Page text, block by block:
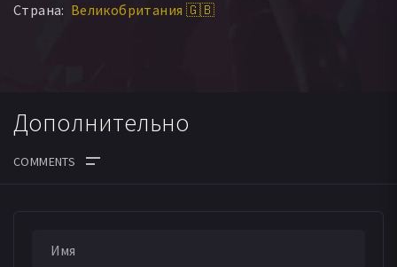
Страна: Великобритания 🇬🇧
Дополнительно